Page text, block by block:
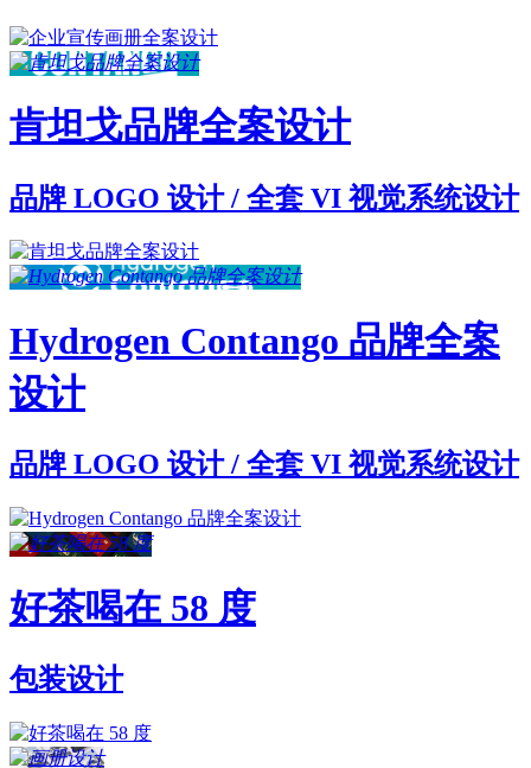
肯坦戈品牌全案设计
品牌 LOGO 设计 / 全套 VI 视觉系统设计
Hydrogen Contango 品牌全案
设计
品牌 LOGO 设计 / 全套 VI 视觉系统设计
好茶喝在 58 度
包装设计